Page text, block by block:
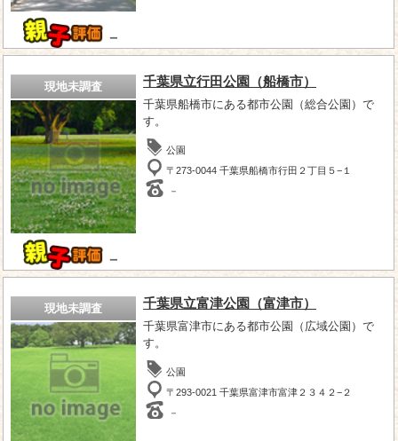
－
現地未調査
－
千葉県立行田公園（船橋市）
千葉県船橋市にある都市公園（総合公園）で
す。
公園
〒273-0044 千葉県船橋市行田２丁目５−１
－
現地未調査 千葉県立富津公園（富津市）
千葉県富津市にある都市公園（広域公園）で
す。
公園
〒293-0021 千葉県富津市富津２３４２−２
－